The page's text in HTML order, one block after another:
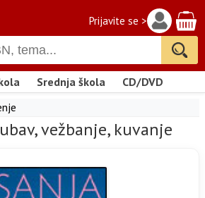
Prijavite se >
Srednja škola
CD/DVD
vežbanje, kuvanje